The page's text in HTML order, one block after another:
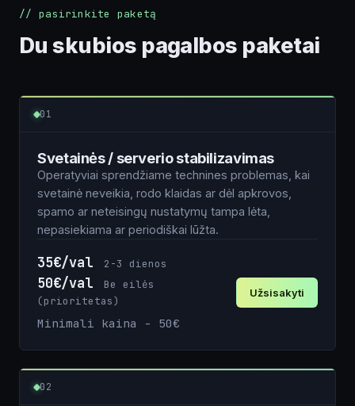
// pasirinkite paketą
Du skubios pagalbos paketai
01
Svetainės / serverio stabilizavimas
Operatyviai sprendžiame technines problemas, kai
svetainė neveikia, rodo klaidas ar dėl apkrovos,
spamo ar neteisingų nustatymų tampa lėta,
nepasiekiama ar periodiškai lūžta.
35€/val 2-3 dienos
50€/val
Be eilės
(prioritetas)
Minimali kaina - 50€
Užsisakyti
Vardas
02